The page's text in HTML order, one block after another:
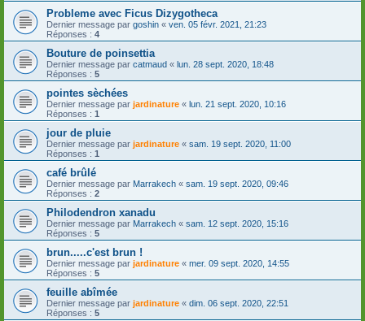
Probleme avec Ficus Dizygotheca
Dernier message par goshin « ven. 05 févr. 2021, 21:23
Réponses : 4
Bouture de poinsettia
Dernier message par catmaud « lun. 28 sept. 2020, 18:48
Réponses : 5
pointes sèchées
Dernier message par jardinature « lun. 21 sept. 2020, 10:16
Réponses : 1
jour de pluie
Dernier message par jardinature « sam. 19 sept. 2020, 11:00
Réponses : 1
café brûlé
Dernier message par Marrakech « sam. 19 sept. 2020, 09:46
Réponses : 2
Philodendron xanadu
Dernier message par Marrakech « sam. 12 sept. 2020, 15:16
Réponses : 5
brun.....c'est brun !
Dernier message par jardinature « mer. 09 sept. 2020, 14:55
Réponses : 5
feuille abîmée
Dernier message par jardinature « dim. 06 sept. 2020, 22:51
Réponses : 5